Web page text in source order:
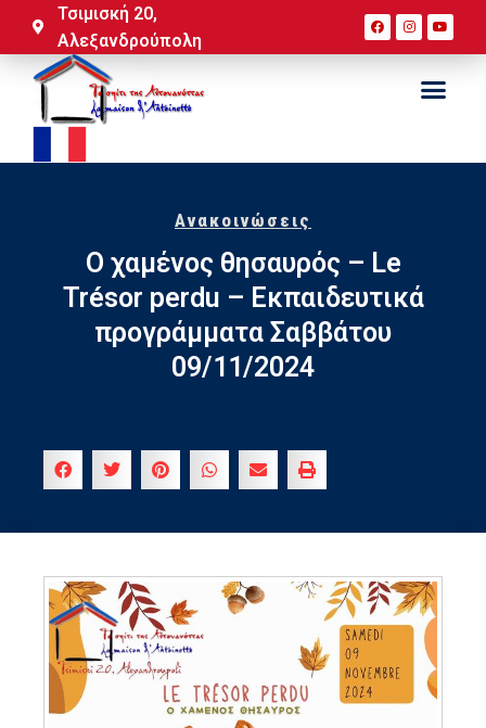
Τσιμισκή 20,
Αλεξανδρούπολη
Ανακοινώσεις
Ο χαμένος θησαυρός – Le
Trésor perdu – Εκπαιδευτικά
προγράμματα Σαββάτου
09/11/2024